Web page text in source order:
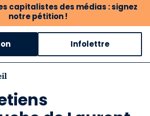
capitalistes des médias : signez
notre pétition !
Notre association
critique des médias
Nos propositions
Notre revue
Infolettre